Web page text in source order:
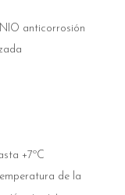
anticorrosión
+7ºC
de la